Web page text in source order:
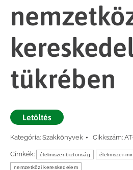
tükrében
Letöltés
Kategória: Szakkönyvek Cikkszám:
Címkék: élelmiszer-biztonság élelmiszer-
nemzetközi kereskedelem